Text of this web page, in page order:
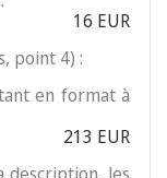
16 EUR
point 4) :
en format à
213 EUR